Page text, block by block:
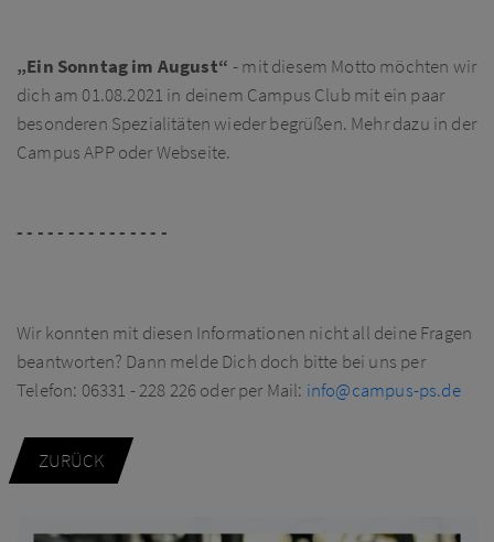
„Ein Sonntag im August“- mit diesem Motto möchten wir
dich am 01.08.2021 in deinem Campus Club mit ein paar
besonderen Spezialitäten wieder begrüßen. Mehr dazu in der
Campus APP oder Webseite.
- - - - - - - - - - - - - - -
Wir konnten mit diesen Informationen nicht all deine Fragen
beantworten? Dann melde Dich doch bitte bei uns per
Telefon: 06331 - 228 226 oder per Mail: info@campus-ps.de
ZURÜCK